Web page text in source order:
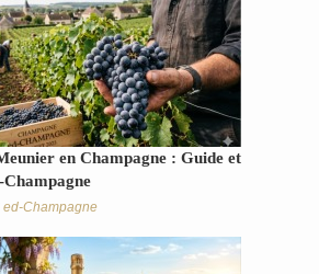
en Champagne : Guide et
Champagne
ed-Champagne